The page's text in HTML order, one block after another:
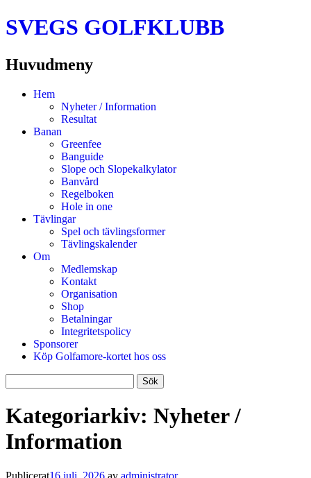
SVEGS GOLFKLUBB
Huvudmeny
HoppaHem
Nyheter / Information
Resultat
Banan
Greenfee
Banguide
Slope och Slopekalkylator
Banvård
Regelboken
Hole in one
Tävlingar
Spel och tävlingsformer
Tävlingskalender
Om
Medlemskap
Kontakt
Organisation
Shop
Betalningar
Integritetspolicy
Sponsorer
Köp Golfamore-kortet hos oss
efter:
Kategoriarkiv: Nyheter /
Information
Publicerat16 juli, 2026 av administrator